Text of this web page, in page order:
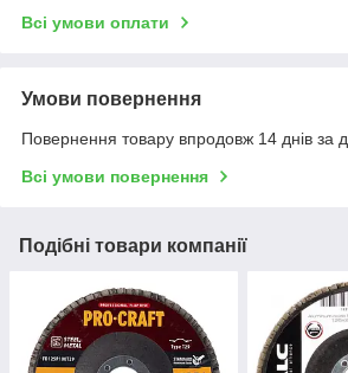
Всі умови оплати
Умови повернення
Повернення товару впродовж 14 днів за
Всі умови повернення
Подібні товари компанії